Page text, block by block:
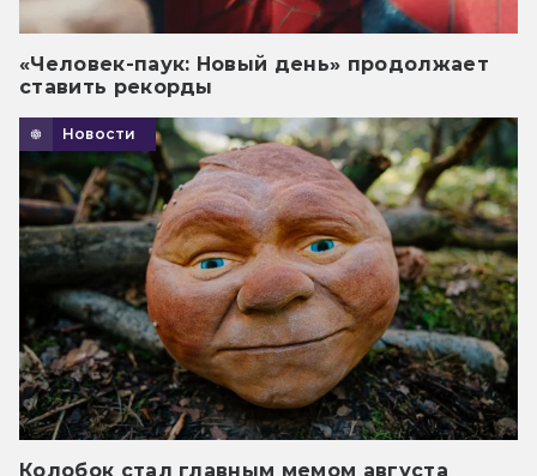
«Человек-паук: Новый день» продолжает
ставить рекорды
Новости
Колобок стал главным мемом августа